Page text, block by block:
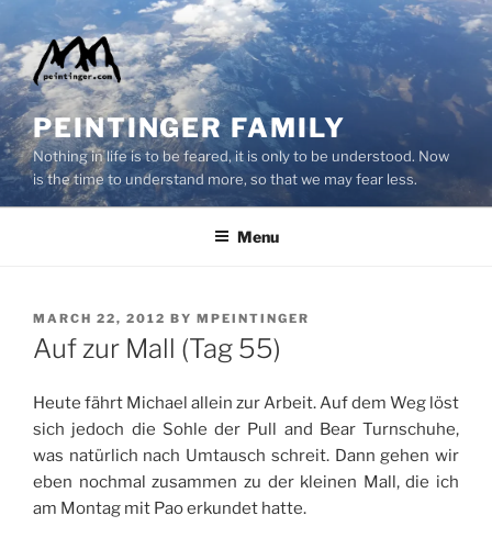
to
content
PEINTINGER FAMILY
Nothing in life is to be feared, it is only to be understood. Now
is the time to understand more, so that we may fear less.
Menu
POSTED
ON
MARCH 22, 2012 BY MPEINTINGER
Auf zur Mall (Tag 55)
Heute fährt Michael allein zur Arbeit. Auf dem Weg löst
sich jedoch die Sohle der Pull and Bear Turnschuhe,
was natürlich nach Umtausch schreit. Dann gehen wir
eben nochmal zusammen zu der kleinen Mall, die ich
am Montag mit Pao erkundet hatte.